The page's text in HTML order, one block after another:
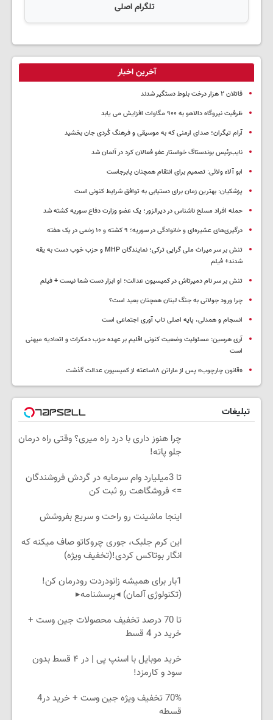
تلگرام اصلی
آخرین اخبار
قاتلان ۲ هزار درخت بلوط دستگیر شدند
ظرفیت نیروگاه دالاهو به ۹۰۰ مگاوات افزایش می یابد
آرام تیگران؛ صدای ارمنی که به موسیقی و فرهنگ کُردی جان بخشید
نایب‌رئیس بوندستاگ خواستار عفو فعالان کرد در آلمان شد
ابو آلاء ولائی: تصمیم برای انتقام همچنان پابرجاست
پزشکیان‌: بهترین زمان برای دستیابی به توافق شرایط کنونی است
حمله افراد مسلح ناشناس در دیرالزور؛ یک عضو وزارت دفاع سوریه کشته شد
درگیری‌های عشیره‌ای و خانوادگی در سوریه؛ ۹ کشته و ۱۰ زخمی در یک هفته
تنش بر سر میراث ملی گرایی ترکی؛ نمایندگان MHP و حزب خوب دست به یقه
شدند+ فیلم
تنش بر سر نام دمیرتاش در کمیسیون عدالت؛ او ابزار دست شما نیست + فیلم
چرا ورود جولانی به جنگ لبنان همچنان بعید است؟
انسجام و همدلی، پایه اصلی تاب آوری اجتماعی است
آری هرسین: مسئولیت وضعیت کنونی اقلیم بر عهده حزب دمکرات و اتحادیه میهنی
است
«قانون چارچوب» پس از ماراتن ۱۸ساعته از کمیسیون عدالت گذشت
تبلیغات
چرا هنوز داری با درد راه میری؟ وقتی راه درمان
جلو پاته!
تا 3میلیارد وام سرمایه در گردش فروشندگان
=> فروشگاهت رو ثبت کن
اینجا ماشینت رو راحت و سریع بفروشش
این کرم جلبک، جوری چروکاتو صاف میکنه که
انگار بوتاکس کردی!(تخفیف ویژه)
1بار برای همیشه زانودردت رودرمان کن!
(تکنولوژی آلمان) ◂پرسشنامه▸
تا 70 درصد تخفیف محصولات جین وست +
خرید در 4 قسط
خرید موبایل با اسنپ پی | در ۴ قسط بدون
سود و کارمزد!
70% تخفیف ویژه جین وست + خرید در4
قسطه